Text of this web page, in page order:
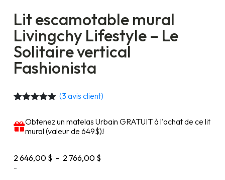
Lit escamotable mural
Livingchy Lifestyle – Le
Solitaire vertical
Fashionista
basé sur
notations
(3 avis client)
Obtenez un matelas Urbain GRATUIT à l'achat de ce lit
mural (valeur de 649$)!
2 646,00 $ – 2 766,00 $
-